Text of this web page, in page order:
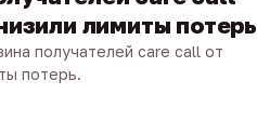
лимиты потерь
получателей care call от
потерь.